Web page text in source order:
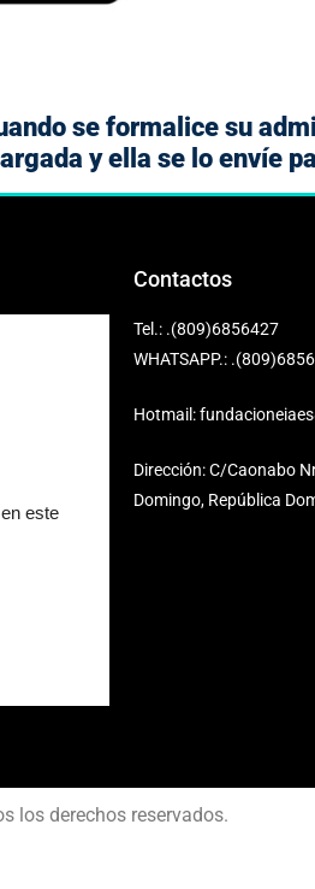
se formalice su
y ella se lo envíe
Contactos
Tel.: .(809)6856427
WHATSAPP.:
Hotmail:
Dirección: C/Caonabo
Domingo, República
los derechos reservados.